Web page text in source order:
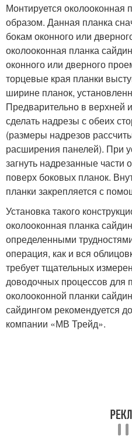
Монтируется
образом. Данная планка
бокам оконного или
околооконная планка
оконного или дверного
торцевые края планки
ширине планок,
Предварительно в верхней
сделать надрезы с обеих
(размеры надрезов
расширения панелей). При
загнуть надрезанные части
поверх боковых планок.
планки закрепляется с
Установка такого
околооконная планка
определенными
операция, как и вся
требует тщательных
доводочных процессов для
околооконной планки
сайдингом рекомендуется
компании «МВ Трейд».